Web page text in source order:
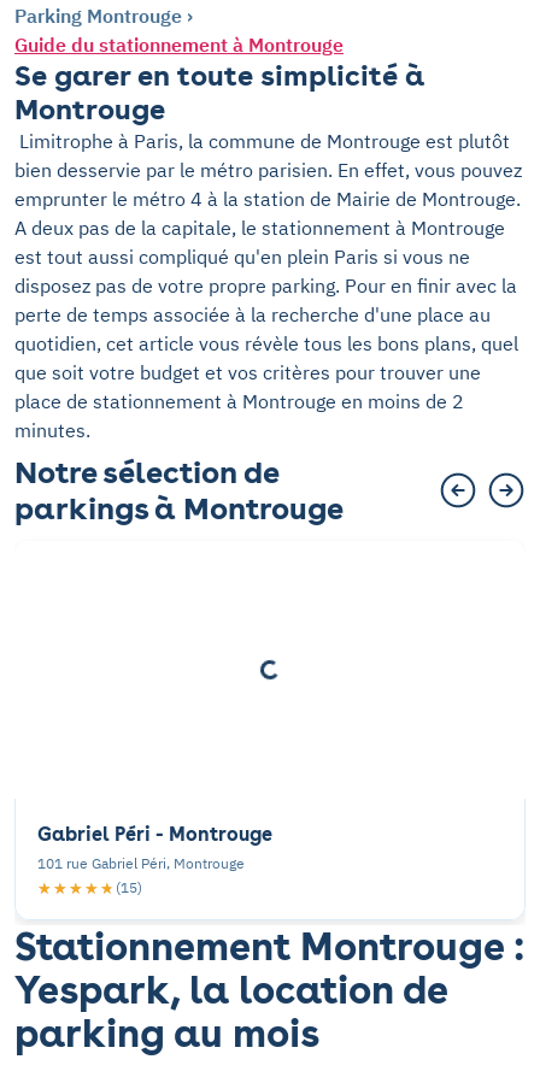
Parking Montrouge
Guide du stationnement à Montrouge
Se garer en toute simplicité à
Montrouge
Limitrophe à Paris, la commune de Montrouge est plutôt
bien desservie par le métro parisien. En effet, vous pouvez
emprunter le métro 4 à la station de Mairie de Montrouge.
A deux pas de la capitale, le stationnement à Montrouge
est tout aussi compliqué qu'en plein Paris si vous ne
disposez pas de votre propre parking. Pour en finir avec la
perte de temps associée à la recherche d'une place au
quotidien, cet article vous révèle tous les bons plans, quel
que soit votre budget et vos critères pour trouver une
place de stationnement à Montrouge en moins de 2
minutes.
Notre sélection de
parkings à Montrouge
Gabriel Péri - Montrouge
101 rue Gabriel Péri, Montrouge
★★★★★
★★★★★ (15)
Stationnement Montrouge :
Yespark, la location de
parking au mois